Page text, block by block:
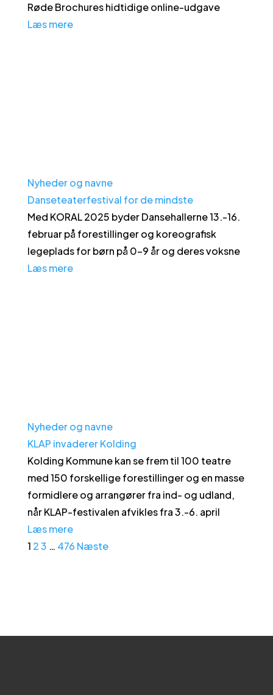
Røde Brochures hidtidige online-udgave
Læs mere
Nyheder og navne
Danseteaterfestival for de mindste
Med KORAL 2025 byder Dansehallerne 13.-16.
februar på forestillinger og koreografisk
legeplads for børn på 0-9 år og deres voksne
Læs mere
Nyheder og navne
KLAP invaderer Kolding
Kolding Kommune kan se frem til 100 teatre
med 150 forskellige forestillinger og en masse
formidlere og arrangører fra ind- og udland,
når KLAP-festivalen afvikles fra 3.-6. april
Læs mere
1 23 … 476 Næste